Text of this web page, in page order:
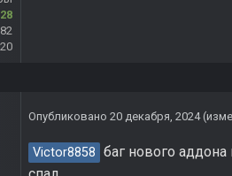
28
Опубликовано 20 декабря, 2024
Victor8858 баг нового